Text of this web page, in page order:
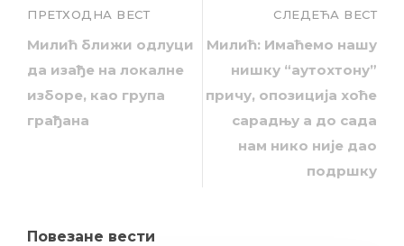
ПРЕТХОДНА ВЕСТ
Милић ближи одлуци
да изађе на локалне
изборе, као група
грађана
СЛЕДЕЋА ВЕСТ
Милић: Имаћемо нашу
нишку “аутохтону”
причу, опозиција хоће
сарадњу а до сада
нам нико није дао
подршку
Повезане вести